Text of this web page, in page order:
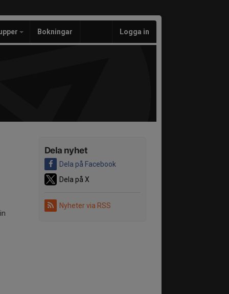
Bokningar Logga in
Dela nyhet
Dela på Facebook
Dela på X
Nyheter via RSS